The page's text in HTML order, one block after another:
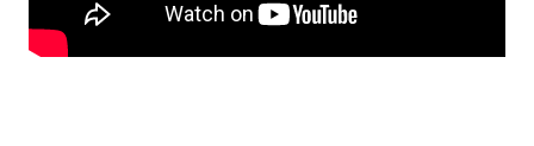
Ejecución Presupuestaria